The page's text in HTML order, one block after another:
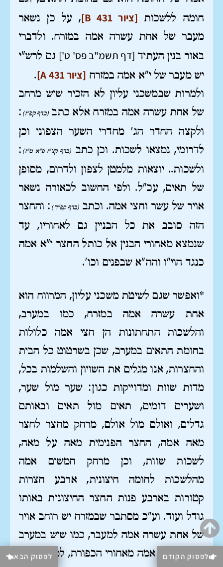
חומה ללשכות [ציור 431 B]
, על כן נשאר
מעבר של אחת עשרה אמה במזרח. ולדברי
באור בנין העתיד [דף תשמ"ב פס' ט'] גם לרש"י
יש מעבר של י"א אמה במזרח [ציור 431 A]
.
ולמרות שבמשכני עליון לא הזכיר שיש מרחב
של אחת עשרה אמה במזרח אלא כתב(בדף קפ"ז) :
ולקצה החדר הג' מחדרי השער הצפוני וכן
לדרומי, נמצאו לשכות. וכן כתב (בדף קצ"ז פ"א מ"ז) :
ולשכות.. יוצאות מלמטן לצפון ולדרום, מסופן
של תאים, עכ"ל. ולפי החשוב לכאורה נשאר
אויר של עשר וחצי אמה. וכתב (בדף קפ"ד) : והחצר
הזה סובב את כל הבניין גם לאחוריו, עד
שנמצא מאחורי הבנין אל כותל החצר י"א אמה
כנגד הוי"ו והה"א שבפנים וכו'.
*ואפשר שגם לשיטת משכני עליון, המרווח הוא
אחת עשרה אמה במזרח, כמו במערב,
והלשכות התחתונות הן חצי אמה כלולות
בחומת התאים במערב, שכן בשרטוט כל הבית
והחצרות, אנו מגלים את השויון והשלמות בכל,
מדות שוות ומדוייקות כגון: שער מול שער,
ושערים דומים, תאים מול תאים ובאותם
גדלים, ואולם מול אולם, מרחק מחצר לחצר
מאה אמה, החצר הפנימית מאה על מאה,
לשכות שוות, וכן מרחק חמשים אמה
מהלשכות לחומה חיצונית, ארבע חצרות
קטורות בארבע פנות החצר החיצונית באותו
גודל ועוד. וע"כ מסתבר שבמזרח יש רוחב אויר
של אחת עשרה אמה למעבר, כמו שיש במערב
אחת עשרה אמה מאחורי הכפורת, למרות שגם
לפסוק הקודם לפסוק הבא